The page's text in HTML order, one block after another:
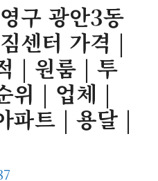
구 광안3동
센터 가격 |
| 원룸 | 투
위 | 업체 |
파트 | 용달 |